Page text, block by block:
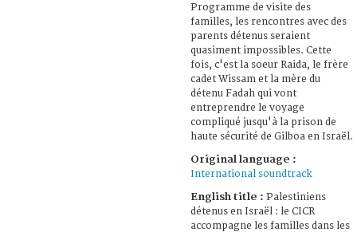
Programme de visite des
familles, les rencontres avec des
parents détenus seraient
quasiment impossibles. Cette
fois, c'est la soeur Raida, le frère
cadet Wissam et la mère du
détenu Fadah qui vont
entreprendre le voyage
compliqué jusqu'à la prison de
haute sécurité de Gilboa en Israël.
Original language :
International soundtrack
English title : Palestiniens
détenus en Israël : le CICR
accompagne les familles dans les